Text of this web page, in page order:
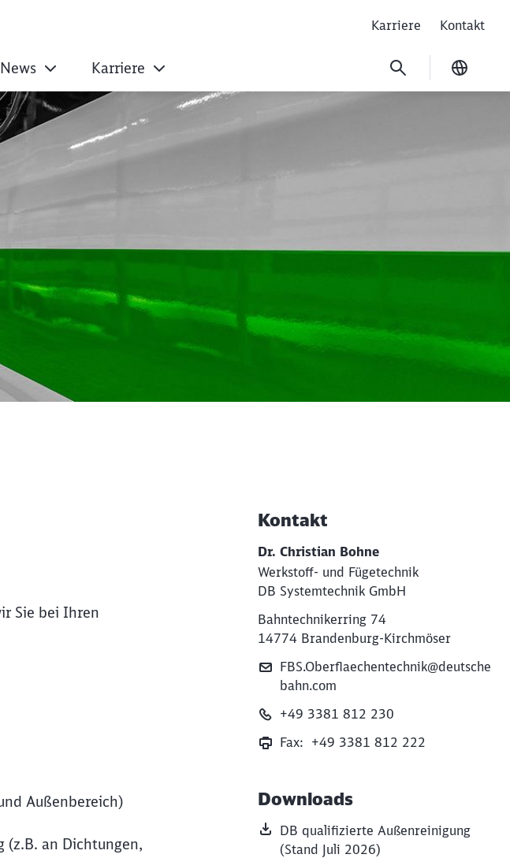
Karriere Kontakt
Karriere
Sie bei Ihren
Außenbereich)
(z.B. an Dichtungen,
Weiterführende
Kontakt
Dr. Christian Bohne
Werkstoff- und Fügetechnik
DB Systemtechnik GmbH
Bahntechnikerring 74
14774 Brandenburg-Kirchmöser
FBS.Oberflaechentechnik@deutsche
bahn.com
+49 3381 812 230
Fax: +49 3381 812 222
Downloads
DB qualifizierte Außenreinigung
(Stand Juli 2026)
werden?
Weiter